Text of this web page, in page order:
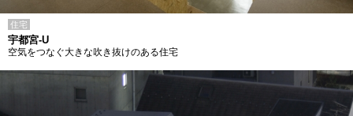
住宅
宇都宮-U
空気をつなぐ大きな吹き抜けのある住宅